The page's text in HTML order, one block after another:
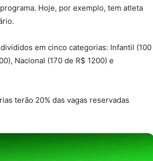
Hoje, por exemplo, tem atleta
em cinco categorias: Infantil (100
Nacional (170 de R$ 1200) e
terão 20% das vagas reservadas